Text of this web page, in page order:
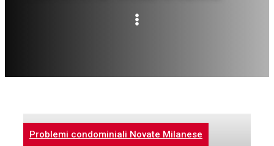
Problemi condominiali Novate Milanese